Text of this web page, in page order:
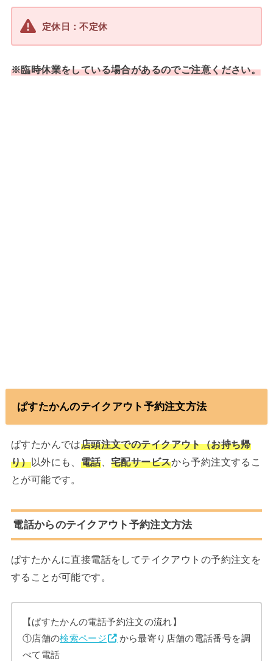
定休日：不定休
※臨時休業をしている場合があるのでご注意ください。
ぱすたかんのテイクアウト予約注文方法
ぱすたかんでは店頭注文でのテイクアウト（お持ち帰
り）以外にも、 電話、宅配サービスから予約注文するこ
とが可能です。
電話からのテイクアウト予約注文方法
ぱすたかんに直接電話をしてテイクアウトの予約注文を
することが可能です。
【ぱすたかんの電話予約注文の流れ】
①店舗の検索ページ
から最寄り店舗の電話番号を調
べて電話